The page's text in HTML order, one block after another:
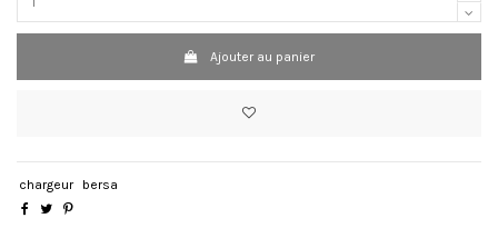
Ajouter au panier
chargeur bersa